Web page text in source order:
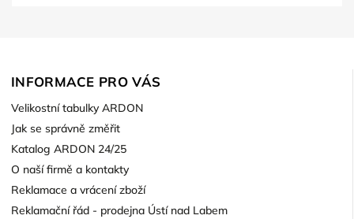
INFORMACE PRO VÁS
Velikostní tabulky ARDON
Jak se správně změřit
Katalog ARDON 24/25
O naší firmě a kontakty
Reklamace a vrácení zboží
Reklamační řád - prodejna Ústí nad Labem